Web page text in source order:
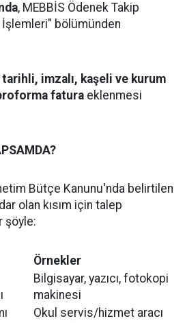
, MEBBİS Ödenek Takip
bölümünden
imzalı, kaşeli ve kurum
fatura eklenmesi
Bütçe Kanunu'nda belirtilen
olan kısım için talep
şöyle:
Örnekler
Bilgisayar, yazıcı, fotokopi
makinesi
Okul servis/hizmet aracı